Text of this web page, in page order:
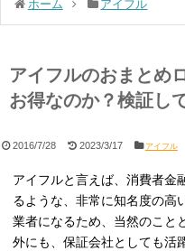
ホーム アイフル
アイフルのおまとめ
お得なのか？検証し
2016/7/28 2023/3/17 アイフル
アイフルと言えば、消費者金
るような、非常に知名度の高
業者になるため、当然のこと
外にも、保証会社としても活